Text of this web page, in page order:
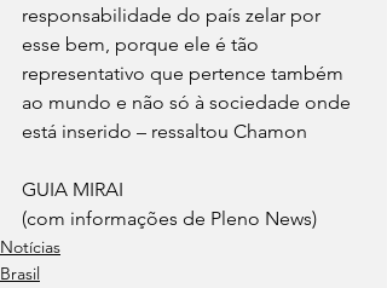
responsabilidade do país zelar por
esse bem, porque ele é tão
representativo que pertence também
ao mundo e não só à sociedade onde
está inserido – ressaltou Chamon
GUIA MIRAI
(com informações de Pleno News)
Notícias
Brasil